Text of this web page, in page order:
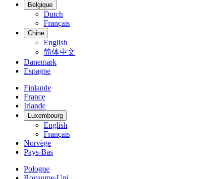
Belgique
Dutch
Français
Chine
English
简体中文
Danemark
Espagne
Finlande
France
Irlande
Luxembourg
English
Français
Norvège
Pays-Bas
Pologne